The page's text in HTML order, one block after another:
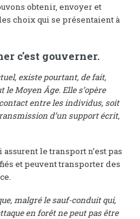
obtenir, envoyer et
choix qui se présentaient à
c'est gouverner.
existe pourtant, de fait,
Moyen Âge. Elle s’opère
entre les individus, soit
d’un support écrit,
le transport n’est pas
et peuvent transporter des
malgré le sauf-conduit qui,
en forêt ne peut pas être